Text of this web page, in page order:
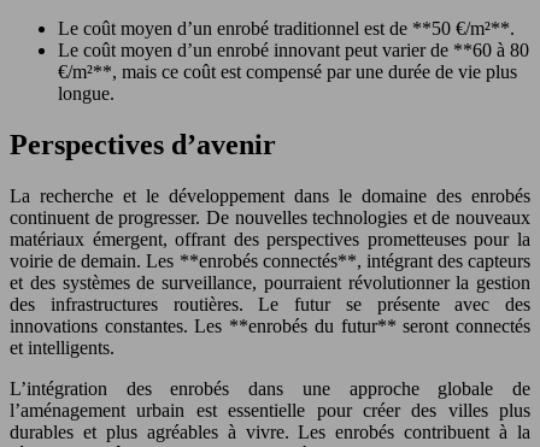
Le coût moyen d’un enrobé traditionnel est de **50 €/m²**.
Le coût moyen d’un enrobé innovant peut varier de **60 à 80
€/m²**, mais ce coût est compensé par une durée de vie plus
longue.
Perspectives d’avenir
La recherche et le développement dans le domaine des enrobés
continuent de progresser. De nouvelles technologies et de nouveaux
matériaux émergent, offrant des perspectives prometteuses pour la
voirie de demain. Les **enrobés connectés**, intégrant des capteurs
et des systèmes de surveillance, pourraient révolutionner la gestion
des infrastructures routières. Le futur se présente avec des
innovations constantes. Les **enrobés du futur** seront connectés
et intelligents.
L’intégration des enrobés dans une approche globale de
l’aménagement urbain est essentielle pour créer des villes plus
durables et plus agréables à vivre. Les enrobés contribuent à la